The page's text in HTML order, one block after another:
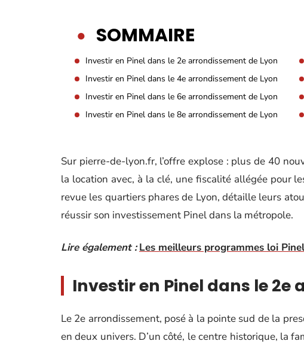
SOMMAIRE
Investir en Pinel dans le 2e arrondissement de Lyon
Investir en Pinel dans le 4e arrondissement de Lyon
Investir en Pinel dans le 6e arrondissement de Lyon
Investir en Pinel dans le 8e arrondissement de Lyon
Sur pierre-de-lyon.fr, l’offre explose : plus de 40
la location avec, à la clé, une fiscalité allégée pour
revue les quartiers phares de Lyon, détaille leurs
réussir son investissement Pinel dans la métropole.
Lire également : Les meilleurs programmes loi
Investir en Pinel dans le 2e
Le 2e arrondissement, posé à la pointe sud de la
en deux univers. D’un côté, le centre historique, la